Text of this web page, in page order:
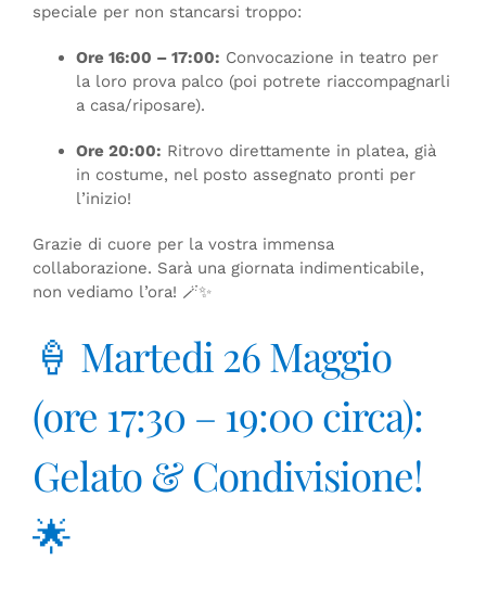
speciale per non stancarsi troppo:
Ore 16:00 – 17:00: Convocazione in teatro per
la loro prova palco (poi potrete riaccompagnarli
a casa/riposare).
Ore 20:00: Ritrovo direttamente in platea, già
in costume, nel posto assegnato pronti per
l’inizio!
Grazie di cuore per la vostra immensa
collaborazione. Sarà una giornata indimenticabile,
non vediamo l’ora! 🪄✨
🍦 Martedi 26 Maggio
(ore 17:30 – 19:00 circa):
Gelato & Condivisione!
🌟